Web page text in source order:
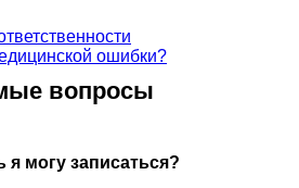
ошибки?
вопросы
я могу записаться?